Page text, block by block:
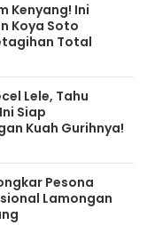
Kenyang! Ini
Koya Soto
Total
Lele, Tahu
Siap
Kuah Gurihnya!
Pesona
Lamongan